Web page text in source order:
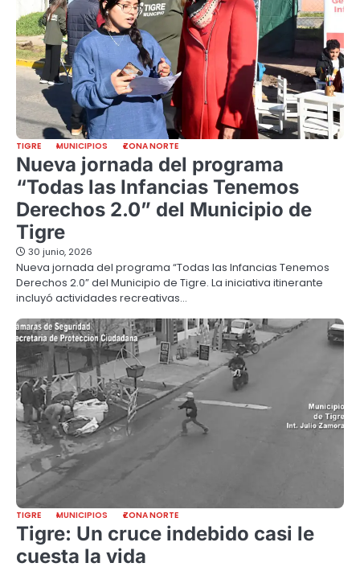
TIGRE MUNICIPIOS ZONA NORTE
Nueva jornada del programa
“Todas las Infancias Tenemos
Derechos 2.0” del Municipio de
Tigre
30 junio, 2026
Nueva jornada del programa “Todas las Infancias Tenemos
Derechos 2.0” del Municipio de Tigre. La iniciativa itinerante
incluyó actividades recreativas…
TIGRE MUNICIPIOS ZONA NORTE
Tigre: Un cruce indebido casi le
cuesta la vida